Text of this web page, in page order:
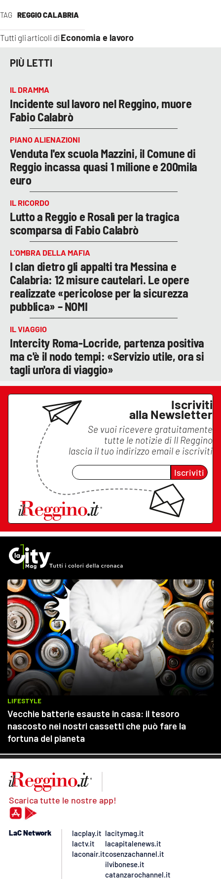
TAG REGGIO CALABRIA
Tutti gli articoli di Economia e lavoro
PIÙ LETTI
IL DRAMMA
Incidente sul lavoro nel Reggino, muore
Fabio Calabrò
PIANO ALIENAZIONI
Venduta l'ex scuola Mazzini, il Comune di
Reggio incassa quasi 1 milione e 200mila
euro
IL RICORDO
Lutto a Reggio e Rosalì per la tragica
scomparsa di Fabio Calabrò
L’OMBRA DELLA MAFIA
I clan dietro gli appalti tra Messina e
Calabria: 12 misure cautelari. Le opere
realizzate «pericolose per la sicurezza
pubblica» – NOMI
IL VIAGGIO
Intercity Roma-Locride, partenza positiva
ma c'è il nodo tempi: «Servizio utile, ora si
tagli un'ora di viaggio»
Iscriviti
alla Newsletter
Se vuoi ricevere gratuitamente
tutte le notizie di Il Reggino
lascia il tuo indirizzo email e iscriviti
Iscriviti
Scarica tutte le nostre app!
LaC Network
lacplay.it
lactv.it
laconair.it
lacitymag.it
lacapitalenews.it
cosenzachannel.it
ilvibonese.it
catanzarochannel.it